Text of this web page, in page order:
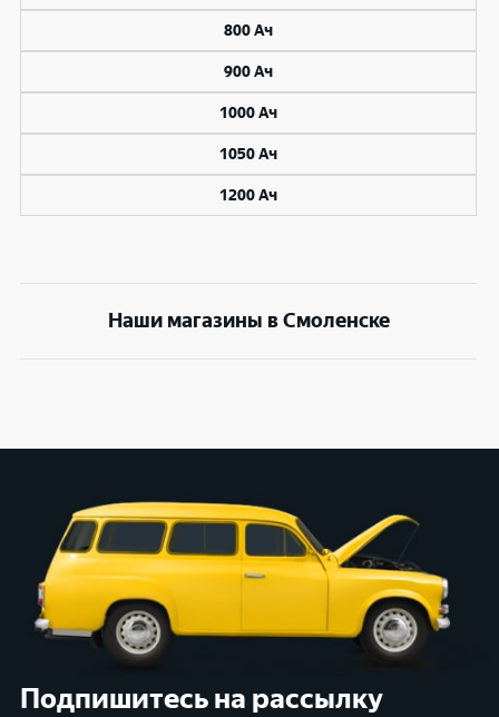
800 Ач
900 Ач
1000 Ач
1050 Ач
1200 Ач
Наши магазины в Смоленске
Подпишитесь на рассылку